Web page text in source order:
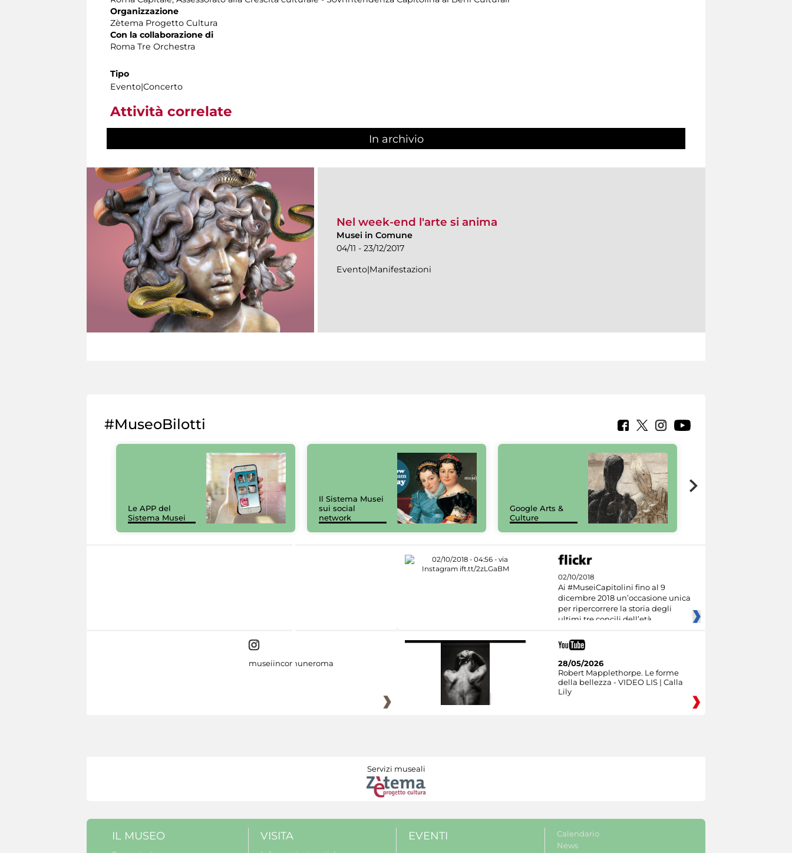
Organizzazione
Zètema Progetto Cultura
Con la collaborazione di
Roma Tre Orchestra
Tipo
Evento|Concerto
Attività correlate
In archivio
Nel week-end l'arte si anima
Musei in Comune
04/11 - 23/12/2017
Evento|Manifestazioni
#MuseoBilotti
Le APP del
Sistema Musei
Il Sistema Musei
sui social
network
Google Arts &
Culture
02/10/2018
Ai #MuseiCapitolini fino al 9
dicembre 2018 un’occasione unica
per ripercorrere la storia degli
ultimi tre concili dell’età
museiincomuneroma
28/05/2026
Robert Mapplethorpe. Le forme
della bellezza - VIDEO LIS | Calla
Lily
Servizi museali
IL MUSEO VISITA EVENTI
Calendario
News